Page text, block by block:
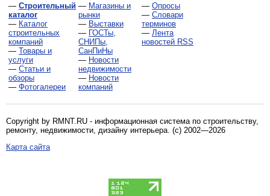
— Строительный
каталог
— Каталог
строительных
компаний
— Товары и
услуги
— Статьи и
обзоры
— Фотогалереи
— Магазины и
рынки
— Выставки
— ГОСТы,
СНИПы,
СанПиНы
— Новости
недвижимости
— Новости
компаний
— Опросы
— Словари
терминов
— Лента
новостей RSS
Copyright by RMNT.RU - информационная система по строительству,
ремонту, недвижимости, дизайну интерьера . (c) 2002—2026
Карта сайта